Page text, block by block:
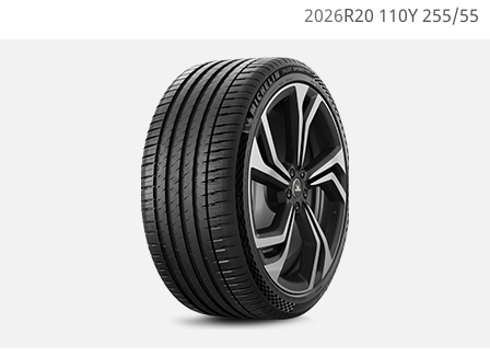
255/55 R20 110Y
2026